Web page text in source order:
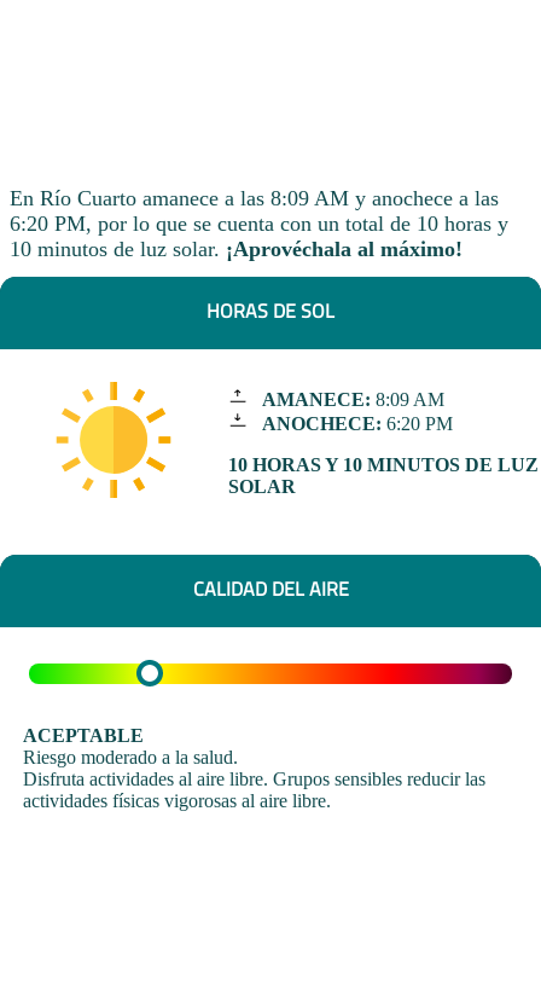
En Río Cuarto amanece a las 8:09 AM y anochece a las
6:20 PM, por lo que se cuenta con un total de 10 horas y
10 minutos de luz solar. ¡Aprovéchala al máximo!
HORAS DE SOL
AMANECE: 8:09 AM
ANOCHECE: 6:20 PM
10 HORAS Y 10 MINUTOS DE LUZ
SOLAR
CALIDAD DEL AIRE
ACEPTABLE
Riesgo moderado a la salud.
Disfruta actividades al aire libre. Grupos sensibles reducir las
actividades físicas vigorosas al aire libre.